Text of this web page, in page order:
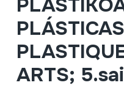
ARTS;